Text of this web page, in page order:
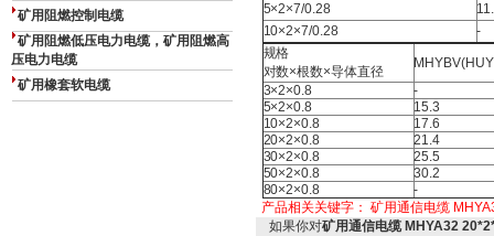
矿用阻燃控制电缆
矿用阻燃低压电力电缆，矿用阻燃高
压电力电缆
矿用橡套软电缆
5×2×7/0.28
10×2×7/0.28
-
规格
对数×根数×导体直径
3×2×0.8
-
5×2×0.8
15.3
10×2×0.8
17.6
20×2×0.8
21.4
30×2×0.8
25.5
50×2×0.8
30.2
80×2×0.8
-
产品相关关键字：矿用通信电缆
如果你对矿用通信电缆 MHYA32